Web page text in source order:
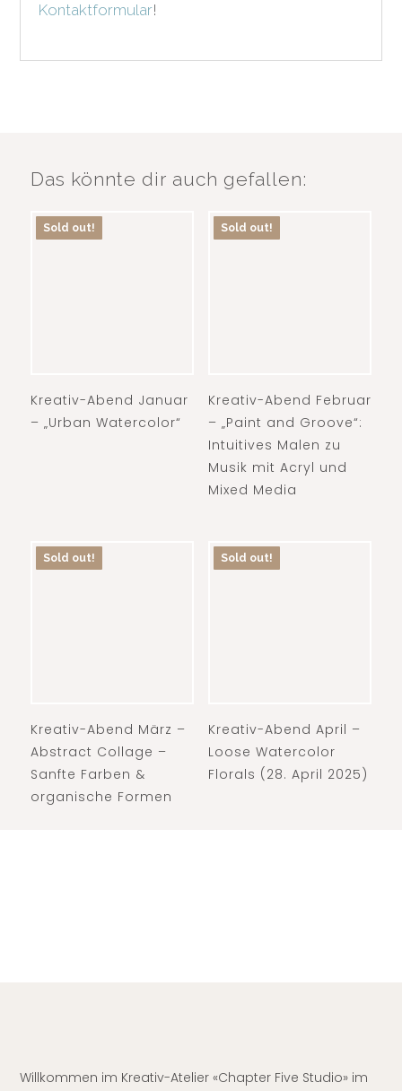
Kontaktformular!
Das könnte dir auch gefallen:
Sold out!
Kreativ-Abend Januar
– „Urban Watercolor“
Sold out!
Kreativ-Abend Februar
– „Paint and Groove“:
Intuitives Malen zu
Musik mit Acryl und
Mixed Media
Sold out!
Kreativ-Abend März –
Abstract Collage –
Sanfte Farben &
organische Formen
Sold out!
Kreativ-Abend April –
Loose Watercolor
Florals (28. April 2025)
Willkommen im Kreativ-Atelier «Chapter Five Studio» im